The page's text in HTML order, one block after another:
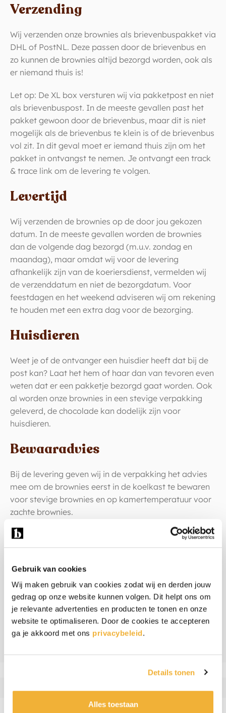
Gebruik van cookies
Wij maken gebruik van cookies zodat wij en derden jouw
gedrag op onze website kunnen volgen. Dit helpt ons om
je relevante advertenties en producten te tonen en onze
website te optimaliseren. Door de cookies te accepteren
ga je akkoord met ons privacybeleid.
Details tonen
Alles toestaan
Verzending
Wij verzenden onze brownies als brievenbuspakket via
DHL of PostNL. Deze passen door de brievenbus en
zo kunnen de brownies altijd bezorgd worden, ook als
er niemand thuis is!
Let op: De XL box versturen wij via pakketpost en niet
als brievenbuspost. In de meeste gevallen past het
pakket gewoon door de brievenbus, maar dit is niet
mogelijk als de brievenbus te klein is of de brievenbus
vol zit. In dit geval moet er iemand thuis zijn om het
pakket in ontvangst te nemen. Je ontvangt een track
& trace link om de levering te volgen.
Levertijd
Wij verzenden de brownies op de door jou gekozen
datum. In de meeste gevallen worden de brownies
dan de volgende dag bezorgd (m.u.v. zondag en
maandag), maar omdat wij voor de levering
afhankelijk zijn van de koeriersdienst, vermelden wij
de verzenddatum en niet de bezorgdatum. Voor
feestdagen en het weekend adviseren wij om rekening
te houden met een extra dag voor de bezorging.
Huisdieren
Weet je of de ontvanger een huisdier heeft dat bij de
post kan? Laat het hem of haar dan van tevoren even
weten dat er een pakketje bezorgd gaat worden. Ook
al worden onze brownies in een stevige verpakking
geleverd, de chocolade kan dodelijk zijn voor
huisdieren.
Bewaaradvies
Bij de levering geven wij in de verpakking het advies
mee om de brownies eerst in de koelkast te bewaren
voor stevige brownies en op kamertemperatuur voor
zachte brownies.
Warm weer
de brownies door de hoge temperatuur wat zacht
worden. Door ze even in de koelkast te zetten worden
ze weer stevig.
Ingrediënten & allergenen